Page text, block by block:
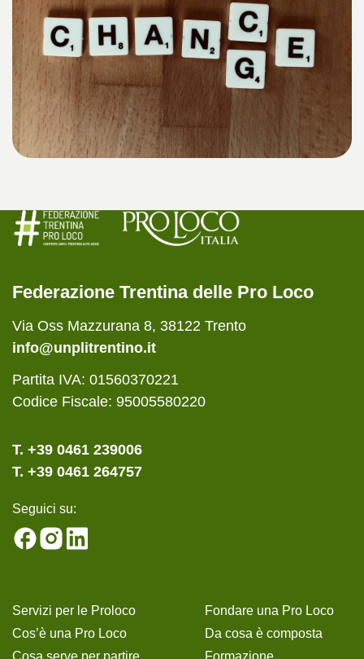
Federazione Trentina delle Pro Loco
Via Oss Mazzurana 8, 38122 Trento
info@unplitrentino.it
Partita IVA: 01560370221
Codice Fiscale: 95005580220
T. +39 0461 239006
T. +39 0461 264757
Seguici su:
Servizi per le Proloco
Fondare una Pro Loco
Cos’è una Pro Loco
Da cosa è composta
Cosa serve per partire
Formazione